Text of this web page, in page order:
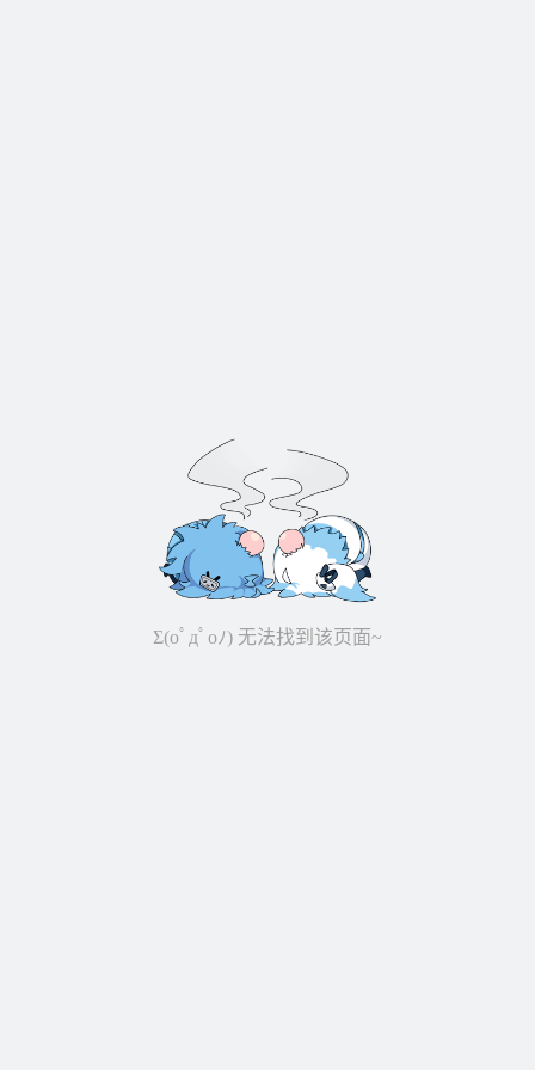
Σ(oﾟдﾟoﾉ) 无法找到该页面~